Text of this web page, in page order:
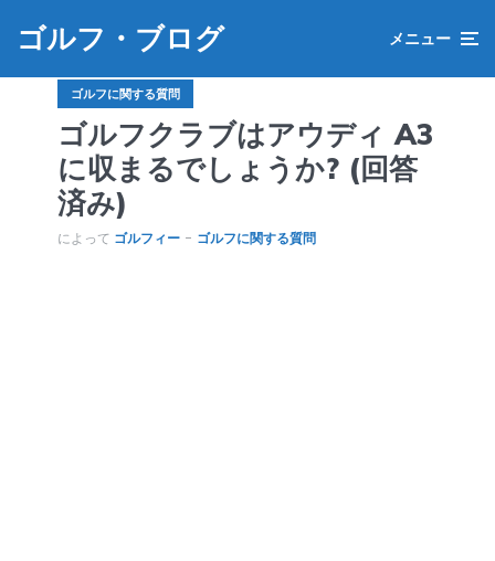
ゴルフ・ブログ メニュー
ゴルフに関する質問
ゴルフクラブはアウディ A3
に収まるでしょうか? (回答
済み)
によって ゴルフィー ゴルフに関する質問